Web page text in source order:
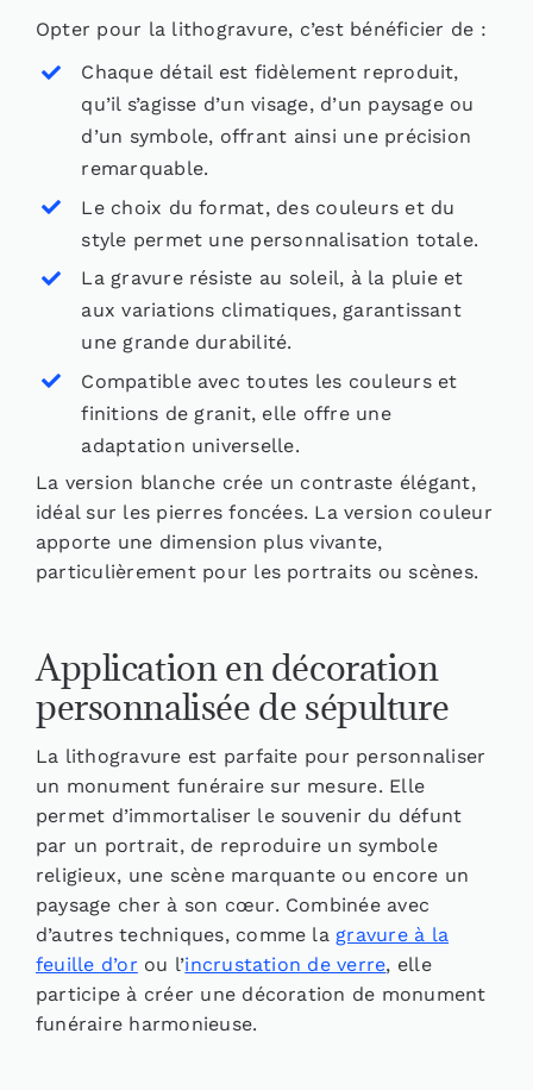
Opter pour la lithogravure, c’est bénéficier de :
Chaque détail est fidèlement reproduit,
qu’il s’agisse d’un visage, d’un paysage ou
d’un symbole, offrant ainsi une précision
remarquable.
Le choix du format, des couleurs et du
style permet une personnalisation totale.
La gravure résiste au soleil, à la pluie et
aux variations climatiques, garantissant
une grande durabilité.
Compatible avec toutes les couleurs et
finitions de granit, elle offre une
adaptation universelle.
La version blanche crée un contraste élégant,
idéal sur les pierres foncées. La version couleur
apporte une dimension plus vivante,
particulièrement pour les portraits ou scènes.
Application en décoration
personnalisée de sépulture
La lithogravure est parfaite pour personnaliser
un monument funéraire sur mesure. Elle
permet d’immortaliser le souvenir du défunt
par un portrait, de reproduire un symbole
religieux, une scène marquante ou encore un
paysage cher à son cœur. Combinée avec
d’autres techniques, comme la gravure à la
feuille d’or ou l’incrustation de verre, elle
participe à créer une décoration de monument
funéraire harmonieuse.